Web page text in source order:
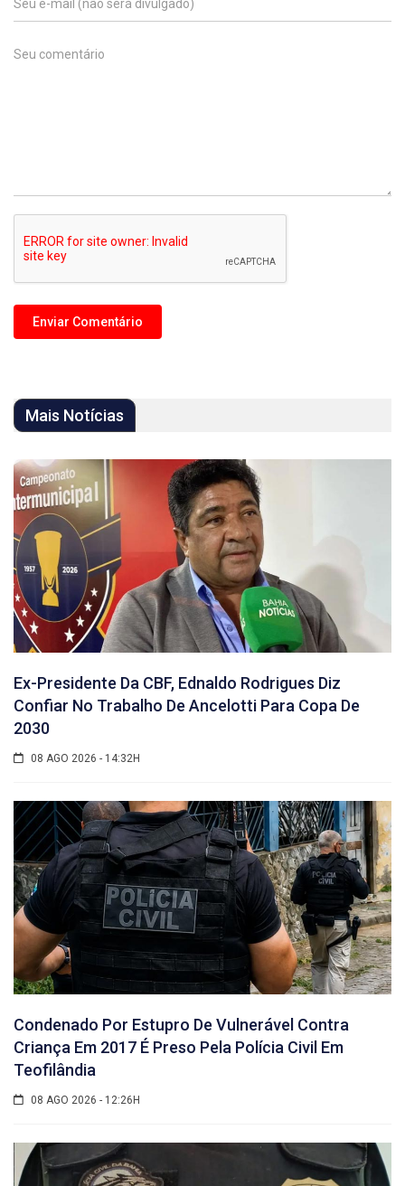
Mais Notícias
Ex-Presidente Da CBF, Ednaldo Rodrigues Diz
Confiar No Trabalho De Ancelotti Para Copa De
2030
08 AGO 2026 - 14:32H
Condenado Por Estupro De Vulnerável Contra
Criança Em 2017 É Preso Pela Polícia Civil Em
Teofilândia
08 AGO 2026 - 12:26H